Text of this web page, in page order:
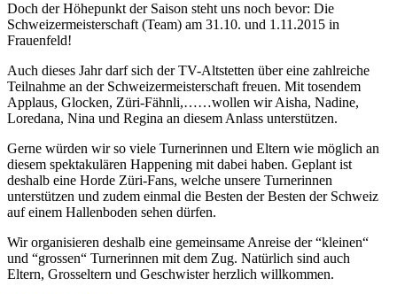
Doch der Höhepunkt der Saison steht uns noch bevor: Die
Schweizermeisterschaft (Team) am 31.10. und 1.11.2015 in
Frauenfeld!
Auch dieses Jahr darf sich der TV-Altstetten über eine zahlreiche
Teilnahme an der Schweizermeisterschaft freuen. Mit tosendem
Applaus, Glocken, Züri-Fähnli,……wollen wir Aisha, Nadine,
Loredana, Nina und Regina an diesem Anlass unterstützen.
Gerne würden wir so viele Turnerinnen und Eltern wie möglich an
diesem spektakulären Happening mit dabei haben. Geplant ist
deshalb eine Horde Züri-Fans, welche unsere Turnerinnen
unterstützen und zudem einmal die Besten der Besten der Schweiz
auf einem Hallenboden sehen dürfen.
Wir organisieren deshalb eine gemeinsame Anreise der “kleinen“
und “grossen“ Turnerinnen mit dem Zug. Natürlich sind auch
Eltern, Grosseltern und Geschwister herzlich willkommen.